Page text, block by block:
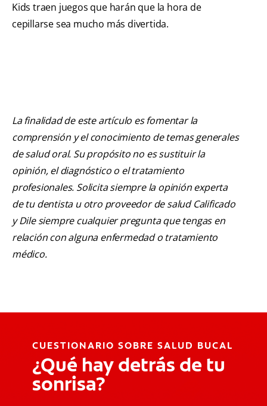
Kids traen juegos que harán que la hora de
cepillarse sea mucho más divertida.
La finalidad de este artículo es fomentar la
comprensión y el conocimiento de temas generales
de salud oral. Su propósito no es sustituir la
opinión, el diagnóstico o el tratamiento
profesionales. Solicita siempre la opinión experta
de tu dentista u otro proveedor de salud Calificado
y Dile siempre cualquier pregunta que tengas en
relación con alguna enfermedad o tratamiento
médico.
CUESTIONARIO SOBRE SALUD BUCAL
¿Qué hay detrás de tu
sonrisa?